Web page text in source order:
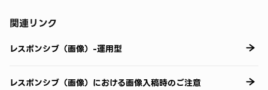
関連リンク
レスポンシブ（画像）-運用型
レスポンシブ（画像）における画像入稿時のご注意